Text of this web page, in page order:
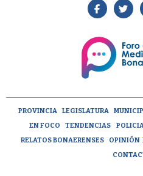
PROVINCIA LEGISLATURA
EN FOCO
TENDENCIAS
RELATOS BONAERENSES
OPINIÓN